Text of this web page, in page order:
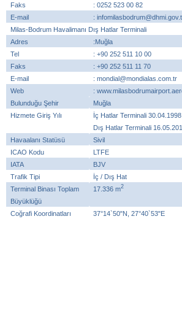
Faks
: 0252 523 00 82
E-mail
:
Milas-Bodrum Havalimanı Dış Hatlar Terminali
Adres
:Muğla
Tel
: +90 252 511 10 00
Faks
: +90 252 511 11 70
E-mail
: mondial@mondialas.com.tr
Web
:
Bulunduğu Şehir
Muğla
Hizmete Giriş Yılı
İç Hatlar Terminali 30.04.1998
Dış Hatlar Terminali
Havaalanı Statüsü
Sivil
ICAO Kodu
LTFE
IATA
BJV
Trafik Tipi
İç / Dış Hat
Terminal Binası Toplam
Büyüklüğü
17.336 m2
Coğrafi Koordinatları 37°14`50"N, 27°40`53"E